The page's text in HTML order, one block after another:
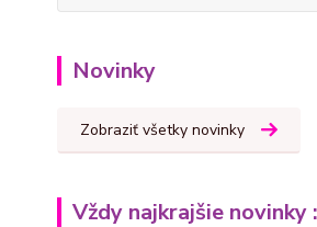
Novinky
Zobraziť všetky novinky
Vždy najkrajšie novinky